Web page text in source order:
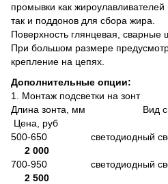
промывки как
так и поддонов для сбора жира.
Поверхность глянцевая, сварные
При большом размере
крепление на цепях.
Дополнительные опции:
1. Монтаж подсветки на зонт
Длина зонта, мм
Цена, руб
500-650 светодиодный
2 000
700-950 светодиодный
2 500